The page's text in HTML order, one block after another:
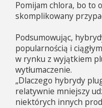
Pomijam chlora, bo to
skomplikowany
Podsumowując,
popularnością i
w rynku z wyjątkiem
wytłumaczenie.
„Dlaczego hybrydy
relatywnie mniejszy
niektórych innych